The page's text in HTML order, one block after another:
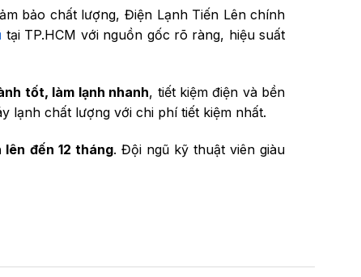
bảo chất lượng, Điện Lạnh Tiến Lên chính
tại TP.HCM với nguồn gốc rõ ràng, hiệu suất
tốt, làm lạnh nhanh, tiết kiệm điện và bền
lạnh chất lượng với chi phí tiết kiệm nhất.
lên đến 12 tháng. Đội ngũ kỹ thuật viên giàu